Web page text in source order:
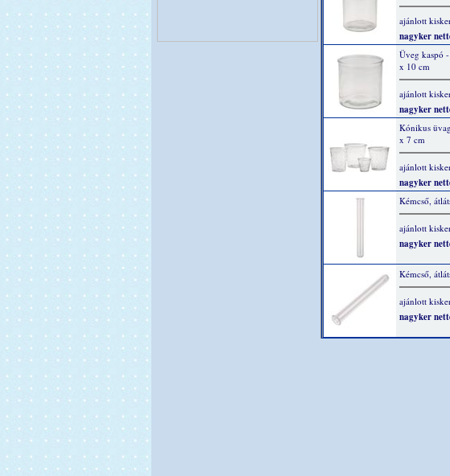
ajánlott
nagyker
Üveg kaspó
x 10 cm
ajánlott
nagyker
Kónikus
x 7 cm
ajánlott
nagyker
Kémcső,
ajánlott
nagyker
Kémcső,
ajánlott
nagyker